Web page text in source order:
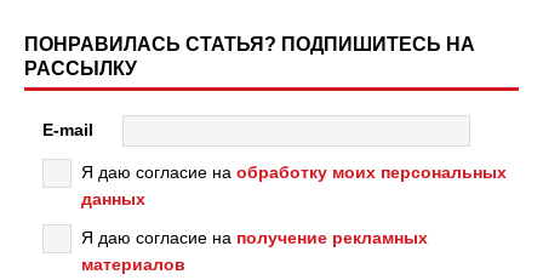
ПОНРАВИЛАСЬ СТАТЬЯ? ПОДПИШИТЕСЬ НА
РАССЫЛКУ
E-mail
Я даю согласие на обработку моих персональных
данных
Я даю согласие на получение рекламных
материалов